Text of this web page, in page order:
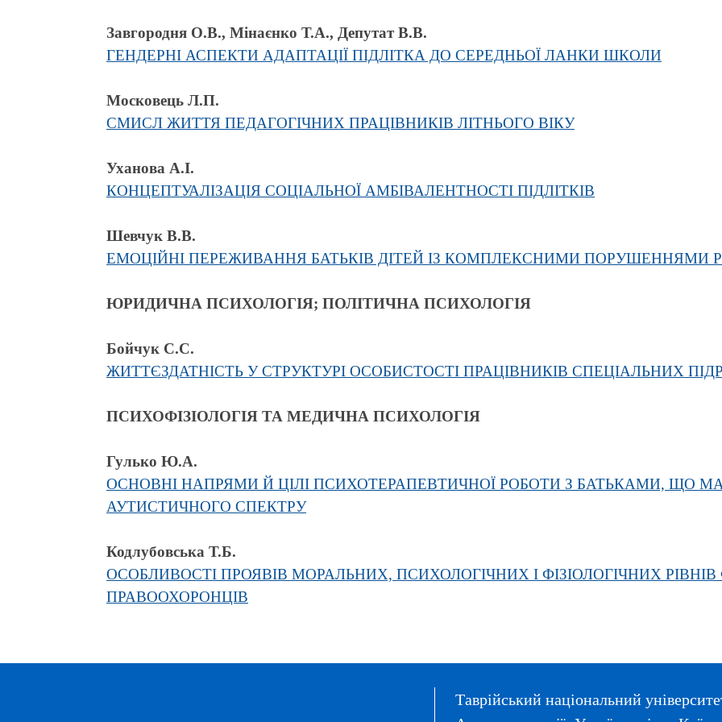
Завгородня О.В., Мінаєнко Т.А., Депутат В.В.
ГЕНДЕРНІ АСПЕКТИ АДАПТАЦІЇ ПІДЛІТКА ДО СЕРЕДНЬОЇ ЛАНКИ ШКОЛИ
Московець Л.П.
СМИСЛ ЖИТТЯ ПЕДАГОГІЧНИХ ПРАЦІВНИКІВ ЛІТНЬОГО ВІКУ
Уханова А.І.
КОНЦЕПТУАЛІЗАЦІЯ СОЦІАЛЬНОЇ АМБІВАЛЕНТНОСТІ ПІДЛІТКІВ
Шевчук В.В.
ЕМОЦІЙНІ ПЕРЕЖИВАННЯ БАТЬКІВ ДІТЕЙ ІЗ КОМПЛЕКСНИМИ ПОРУШЕННЯМИ
ЮРИДИЧНА ПСИХОЛОГІЯ; ПОЛІТИЧНА ПСИХОЛОГІЯ
Бойчук С.С.
ЖИТТЄЗДАТНІСТЬ У СТРУКТУРІ ОСОБИСТОСТІ ПРАЦІВНИКІВ СПЕЦІАЛЬНИХ
ПСИХОФІЗІОЛОГІЯ ТА МЕДИЧНА ПСИХОЛОГІЯ
Гулько Ю.А.
ОСНОВНІ НАПРЯМИ Й ЦІЛІ ПСИХОТЕРАПЕВТИЧНОЇ РОБОТИ З БАТЬКАМИ, ЩО
АУТИСТИЧНОГО СПЕКТРУ
Кодлубовська Т.Б.
ОСОБЛИВОСТІ ПРОЯВІВ МОРАЛЬНИХ, ПСИХОЛОГІЧНИХ І ФІЗІОЛОГІЧНИХ
ПРАВООХОРОНЦІВ
Таврійський національний